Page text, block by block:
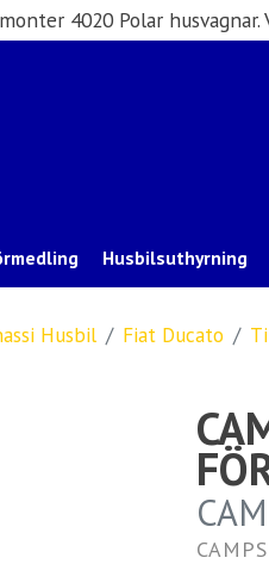
4020 Polar
Husbilsuthyrning
Husbil Fiat Ducato